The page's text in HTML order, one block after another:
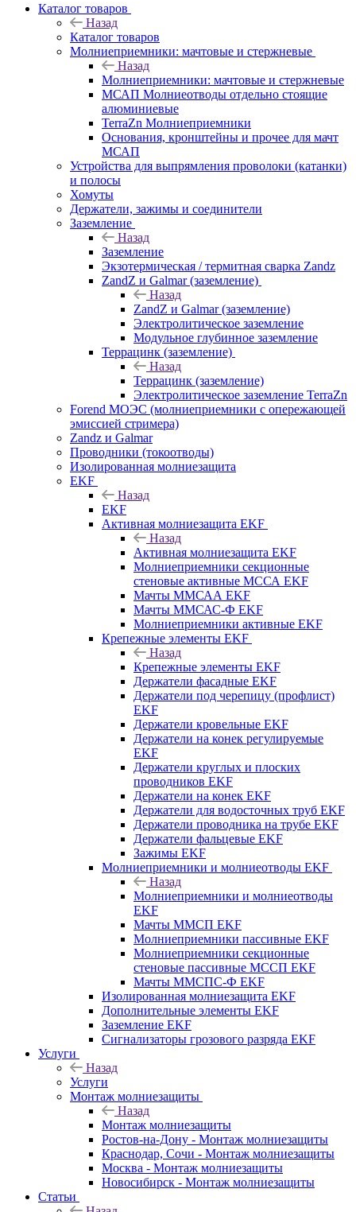
Каталог товаров
Назад
Каталог товаров
Молниеприемники: мачтовые и стержневые
Назад
Молниеприемники: мачтовые и стержневые
МСАП Молниеотводы отдельно стоящие
алюминиевые
TerraZn Молниеприемники
Основания, кронштейны и прочее для мачт
МСАП
Устройства для выпрямления проволоки (катанки)
и полосы
Хомуты
Держатели, зажимы и соединители
Заземление
Назад
Заземление
Экзотермическая / термитная сварка Zandz
ZandZ и Galmar (заземление)
Назад
ZandZ и Galmar (заземление)
Электролитическое заземление
Модульное глубинное заземление
Террацинк (заземление)
Назад
Террацинк (заземление)
Электролитическое заземление TerraZn
Forend МОЭС (молниеприемники с опережающей
эмиссией стримера)
Zandz и Galmar
Проводники (токоотводы)
Изолированная молниезащита
EKF
Назад
EKF
Активная молниезащита EKF
Назад
Активная молниезащита EKF
Молниеприемники секционные
стеновые активные МССА EKF
Мачты ММСАА EKF
Мачты ММСАС-Ф EKF
Молниеприемники активные EKF
Крепежные элементы EKF
Назад
Крепежные элементы EKF
Держатели фасадные EKF
Держатели под черепицу (профлист)
EKF
Держатели кровельные EKF
Держатели на конек регулируемые
EKF
Держатели круглых и плоских
проводников EKF
Держатели на конек EKF
Держатели для водосточных труб EKF
Держатели проводника на трубе EKF
Держатели фальцевые EKF
Зажимы EKF
Молниеприемники и молниеотводы EKF
Назад
Молниеприемники и молниеотводы
EKF
Мачты ММСП EKF
Молниеприемники пассивные EKF
Молниеприемники секционные
стеновые пассивные МССП EKF
Мачты ММСПС-Ф EKF
Изолированная молниезащита EKF
Дополнительные элементы EKF
Заземление EKF
Сигнализаторы грозового разряда EKF
Услуги
Назад
Услуги
Монтаж молниезащиты
Назад
Монтаж молниезащиты
Ростов-на-Дону - Монтаж молниезащиты
Краснодар, Сочи - Монтаж молниезащиты
Москва - Монтаж молниезащиты
Новосибирск - Монтаж молниезащиты
Статьи